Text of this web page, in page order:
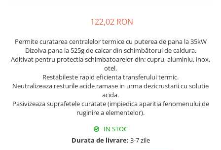
122,02 RON
Permite curatarea centralelor termice cu puterea de pana la 35kW
Dizolva pana la 525g de calcar din schimbătorul de caldura.
Aditivat pentru protectia schimbatoarelor din: cupru, aluminiu, inox,
otel.
Restabileste rapid eficienta transferului termic.
Neutralizeaza resturile acide ramase in urma dezicrustarii cu solutie
acida.
Pasivizeaza suprafetele curatate (impiedica aparitia fenomenului de
ruginire a elementelor).
IN STOC
Durata de livrare: 3-7 zile